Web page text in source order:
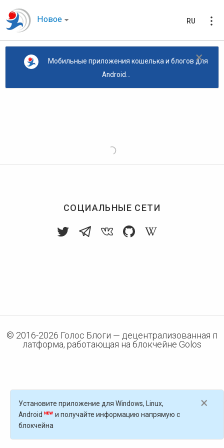
Новое RU
×
Мобильные приложения кошелька и блогов для
Android...
СОЦИАЛЬНЫЕ СЕТИ
© 2016-2026 Голос Блоги — децентрализованная п
латформа, работающая на блокчейне Golos
×
Установите приложение для Windows, Linux,
Android
и получайте информацию напрямую с
блокчейна